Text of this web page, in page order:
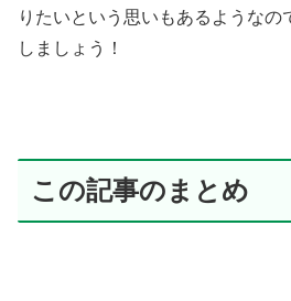
りたいという思いもあるような
しましょう！
この記事のまとめ